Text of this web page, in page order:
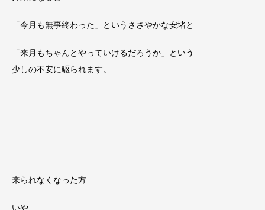
「今月も無事終わった」というささやかな安堵と
「来月もちゃんとやっていけるだろうか」という
少しの不安に駆られます。
来られなくなった方
いや